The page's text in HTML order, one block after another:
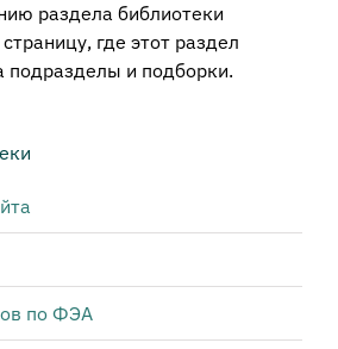
раздела библиотеки
где этот раздел
подразделы и подборки.
по ФЭА